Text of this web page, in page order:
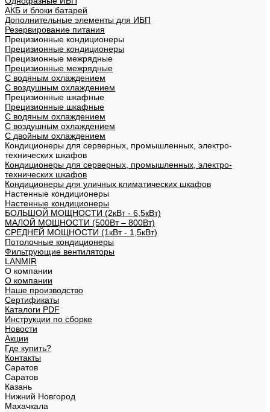
АКБ и блоки батарей
Дополнительные элементы для ИБП
Резервирование питания
Прецизионные кондиционеры
Прецизионные кондиционеры
Прецизионные межрядные
Прецизионные межрядные
С водяным охлаждением
С воздушным охлаждением
Прецизионные шкафные
Прецизионные шкафные
С водяным охлаждением
С воздушным охлаждением
С двойным охлаждением
Кондиционеры для серверных, промышленных, электро-
технических шкафов
Кондиционеры для серверных, промышленных, электро-
технических шкафов
Кондиционеры для уличных климатических шкафов
Настенные кондиционеры
Настенные кондиционеры
БОЛЬШОЙ МОЩНОСТИ (2кВт - 6,5кВт)
МАЛОЙ МОЩНОСТИ (500Вт – 800Вт)
СРЕДНЕЙ МОЩНОСТИ (1кВт - 1,5кВт)
Потолочные кондиционеры
Фильтрующие вентиляторы
LANMIR
О компании
О компании
Наше производство
Сертификаты
Каталоги PDF
Инструкции по сборке
Новости
Акции
Где купить?
Контакты
Саратов
Саратов
Казань
Нижний Новгород
Махачкала